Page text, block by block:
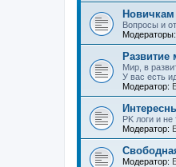
Новичкам
Вопросы и
Модераторы:
Развитие
Мир, в
У вас есть
Модератор:
PK логи и не
Модератор:
Модератор: